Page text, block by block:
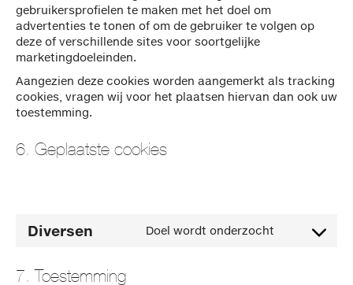
gebruikersprofielen te maken met het doel om
advertenties te tonen of om de gebruiker te volgen op
deze of verschillende sites voor soortgelijke
marketingdoeleinden.
Aangezien deze cookies worden aangemerkt als tracking
cookies, vragen wij voor het plaatsen hiervan dan ook uw
toestemming.
6. Geplaatste cookies
Diversen Doel wordt onderzocht
Consent
7. Toestemming